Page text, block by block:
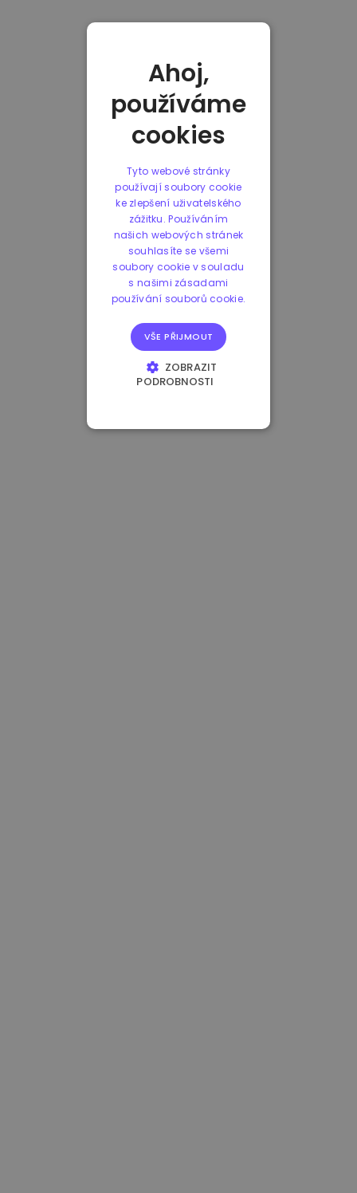
Ahoj,
používáme
cookies
Tyto webové stránky
používají soubory cookie
ke zlepšení uživatelského
zážitku. Používáním
našich webových stránek
souhlasíte se všemi
soubory cookie v souladu
s našimi zásadami
používání souborů cookie.
VŠE PŘIJMOUT
ZOBRAZIT
PODROBNOSTI